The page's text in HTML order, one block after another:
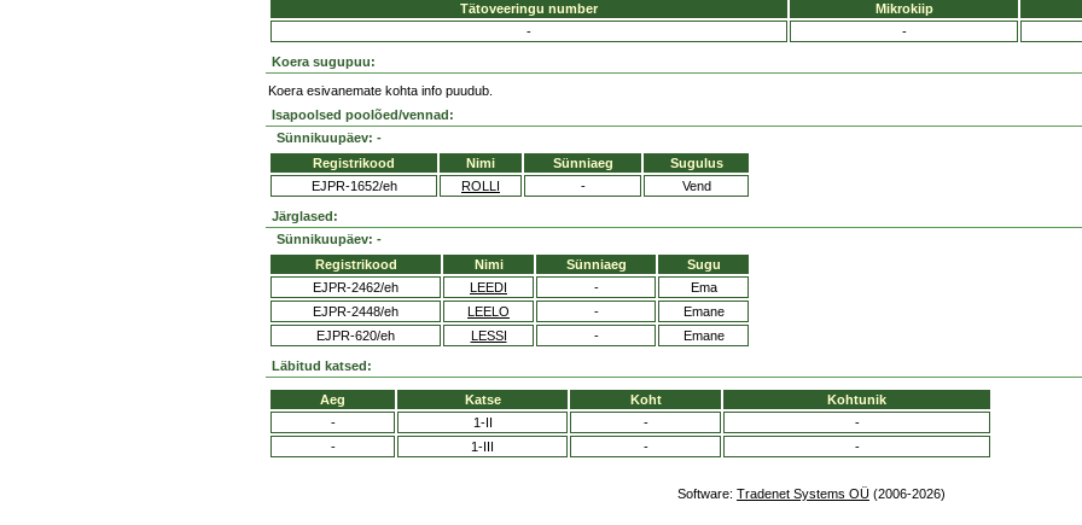
Tätoveeringu number Mikrokiip
-
-
Koera sugupuu:
Koera esivanemate kohta info puudub.
Isapoolsed poolõed/vennad:
Sünnikuupäev: -
Registrikood
Nimi Sünniaeg
Sugulus
EJPR-1652/eh
ROLLI - Vend
Järglased:
Sünnikuupäev: -
Registrikood
Nimi Sünniaeg
Sugu
EJPR-2462/eh
LEEDI -
Ema
EJPR-2448/eh
LEELO -
Emane
EJPR-620/eh
LESSI - Emane
Läbitud katsed:
Aeg Katse Koht
Kohtunik
-
1-II -
-
-
1-III - -
Software: Tradenet Systems OÜ (2006-2026)